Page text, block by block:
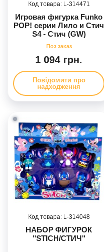
314471
Игровая фигурка Funko
POP! серии Лило и Стич
S4 - Стич (GW)
1 094 грн.
Повідомити про
надходження
314048
НАБОР ФИГУРОК
"STICH/СТИЧ"